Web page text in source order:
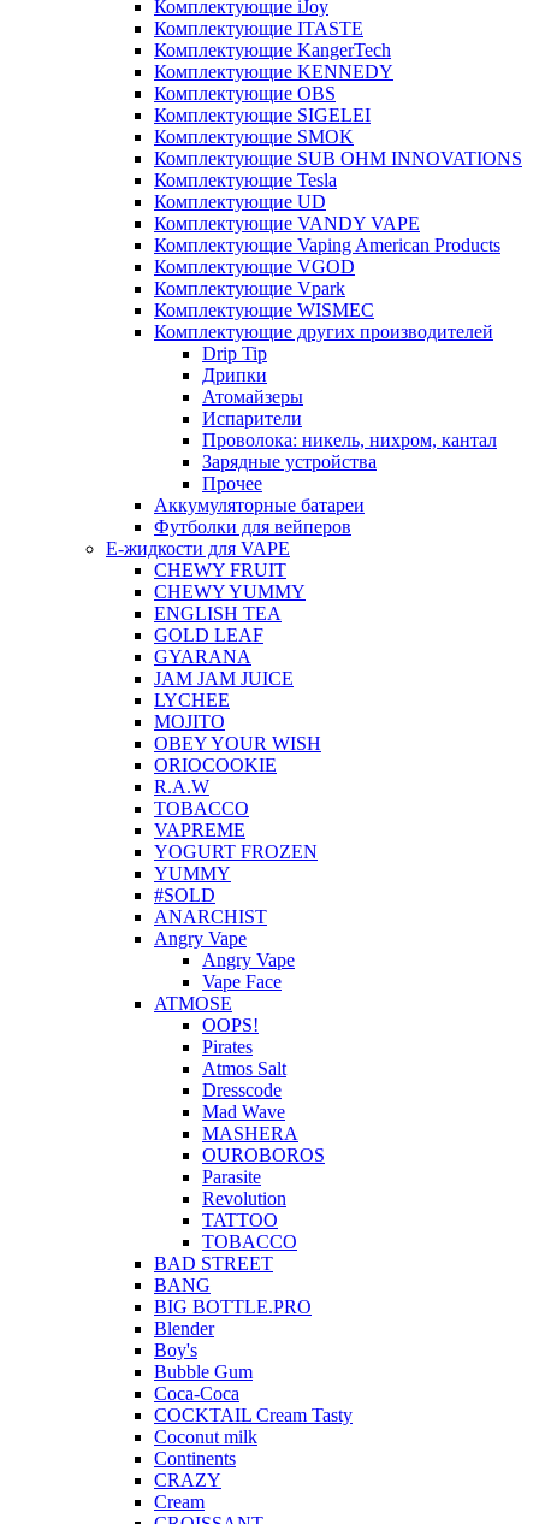
Комплектующие iJoy
Комплектующие ITASTE
Комплектующие KangerTech
Комплектующие KENNEDY
Комплектующие OBS
Комплектующие SIGELEI
Комплектующие SMOK
Комплектующие SUB OHM INNOVATIONS
Комплектующие Tesla
Комплектующие UD
Комплектующие VANDY VAPE
Комплектующие Vaping American Products
Комплектующие VGOD
Комплектующие Vpark
Комплектующие WISMEC
Комплектующие других производителей
Drip Tip
Дрипки
Атомайзеры
Испарители
Проволока: никель, нихром, кантал
Зарядные устройства
Прочее
Аккумуляторные батареи
Футболки для вейперов
Е-жидкости для VAPE
CHEWY FRUIT
CHEWY YUMMY
ENGLISH TEA
GOLD LEAF
GYARANA
JAM JAM JUICE
LYCHEE
MOJITO
OBEY YOUR WISH
ORIOCOOKIE
R.A.W
TOBACCO
VAPREME
YOGURT FROZEN
YUMMY
#SOLD
ANARCHIST
Angry Vape
Angry Vape
Vape Face
ATMOSE
OOPS!
Pirates
Atmos Salt
Dresscode
Mad Wave
MASHERA
OUROBOROS
Parasite
Revolution
TATTOO
TOBACCO
BAD STREET
BANG
BIG BOTTLE.PRO
Blender
Boy's
Bubble Gum
Coca-Coca
COCKTAIL Cream Tasty
Coconut milk
Continents
CRAZY
Cream